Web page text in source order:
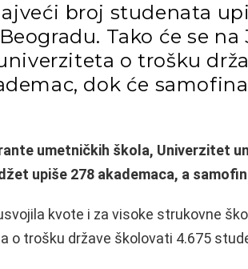
broj studenata
Beogradu. Tako će se
o trošku
dok će
umetničkih škola, Univerzitet
upiše 278 akademaca, a
kvote i za visoke strukovne
o trošku države školovati 4.675